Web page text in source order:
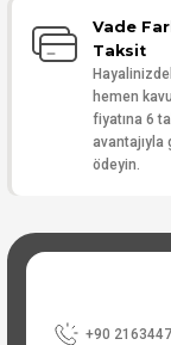
Vade
Taksit
hemen
fiyatına 6
avantajıyla
ödeyin.
+90